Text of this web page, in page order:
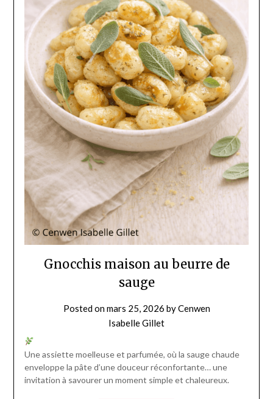
Gnocchis maison au beurre de
sauge
Posted onmars 25, 2026 byCenwen
Isabelle Gillet
Une assiette moelleuse et parfumée, où la sauge chaude
enveloppe la pâte d’une douceur réconfortante… une
invitation à savourer un moment simple et chaleureux.